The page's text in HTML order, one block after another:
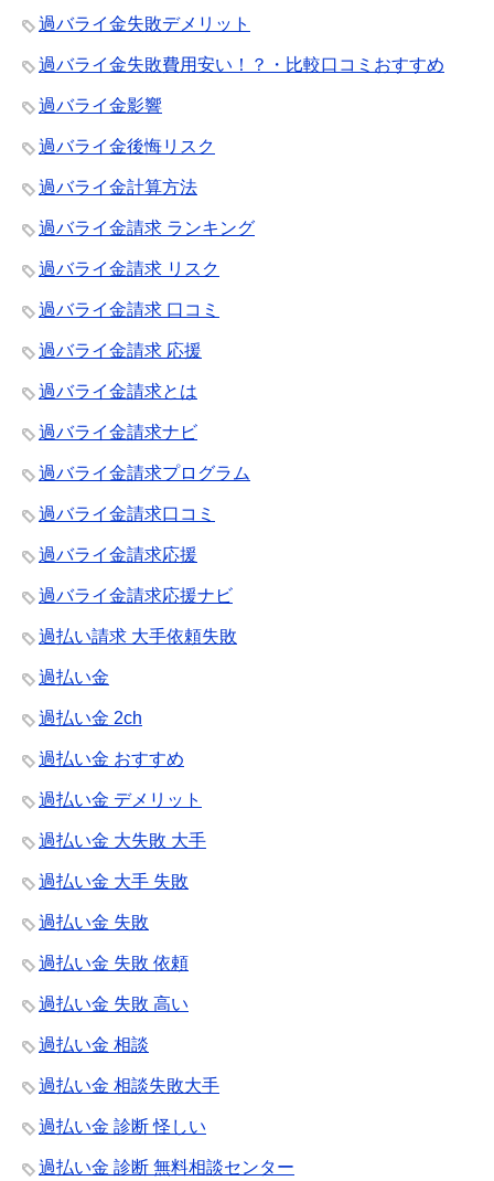
過バライ金失敗デメリット
過バライ金失敗費用安い！？・比較口コミおすすめ
過バライ金影響
過バライ金後悔リスク
過バライ金計算方法
過バライ金請求 ランキング
過バライ金請求 リスク
過バライ金請求 口コミ
過バライ金請求 応援
過バライ金請求とは
過バライ金請求ナビ
過バライ金請求プログラム
過バライ金請求口コミ
過バライ金請求応援
過バライ金請求応援ナビ
過払い請求 大手依頼失敗
過払い金
過払い金 2ch
過払い金 おすすめ
過払い金 デメリット
過払い金 大失敗 大手
過払い金 大手 失敗
過払い金 失敗
過払い金 失敗 依頼
過払い金 失敗 高い
過払い金 相談
過払い金 相談失敗大手
過払い金 診断 怪しい
過払い金 診断 無料相談センター